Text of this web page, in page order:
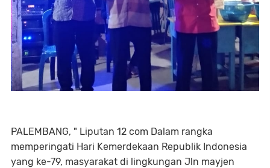
PALEMBANG, " Liputan 12 com Dalam rangka
memperingati Hari Kemerdekaan Republik Indonesia
yang ke-79, masyarakat di lingkungan Jln mayjen